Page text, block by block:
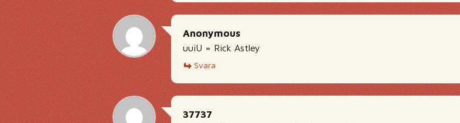
Anonymous
uuiU = Rick Astley
Svara
37737